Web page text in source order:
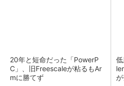
20年と短命だった「PowerP
C」、旧Freescaleが粘るもAr
mに勝てず